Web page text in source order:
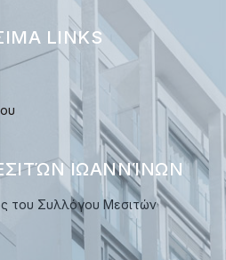
LINKS
ΙΩΑΝΝΊΝΩΝ
του Συλλόγου Μεσιτών